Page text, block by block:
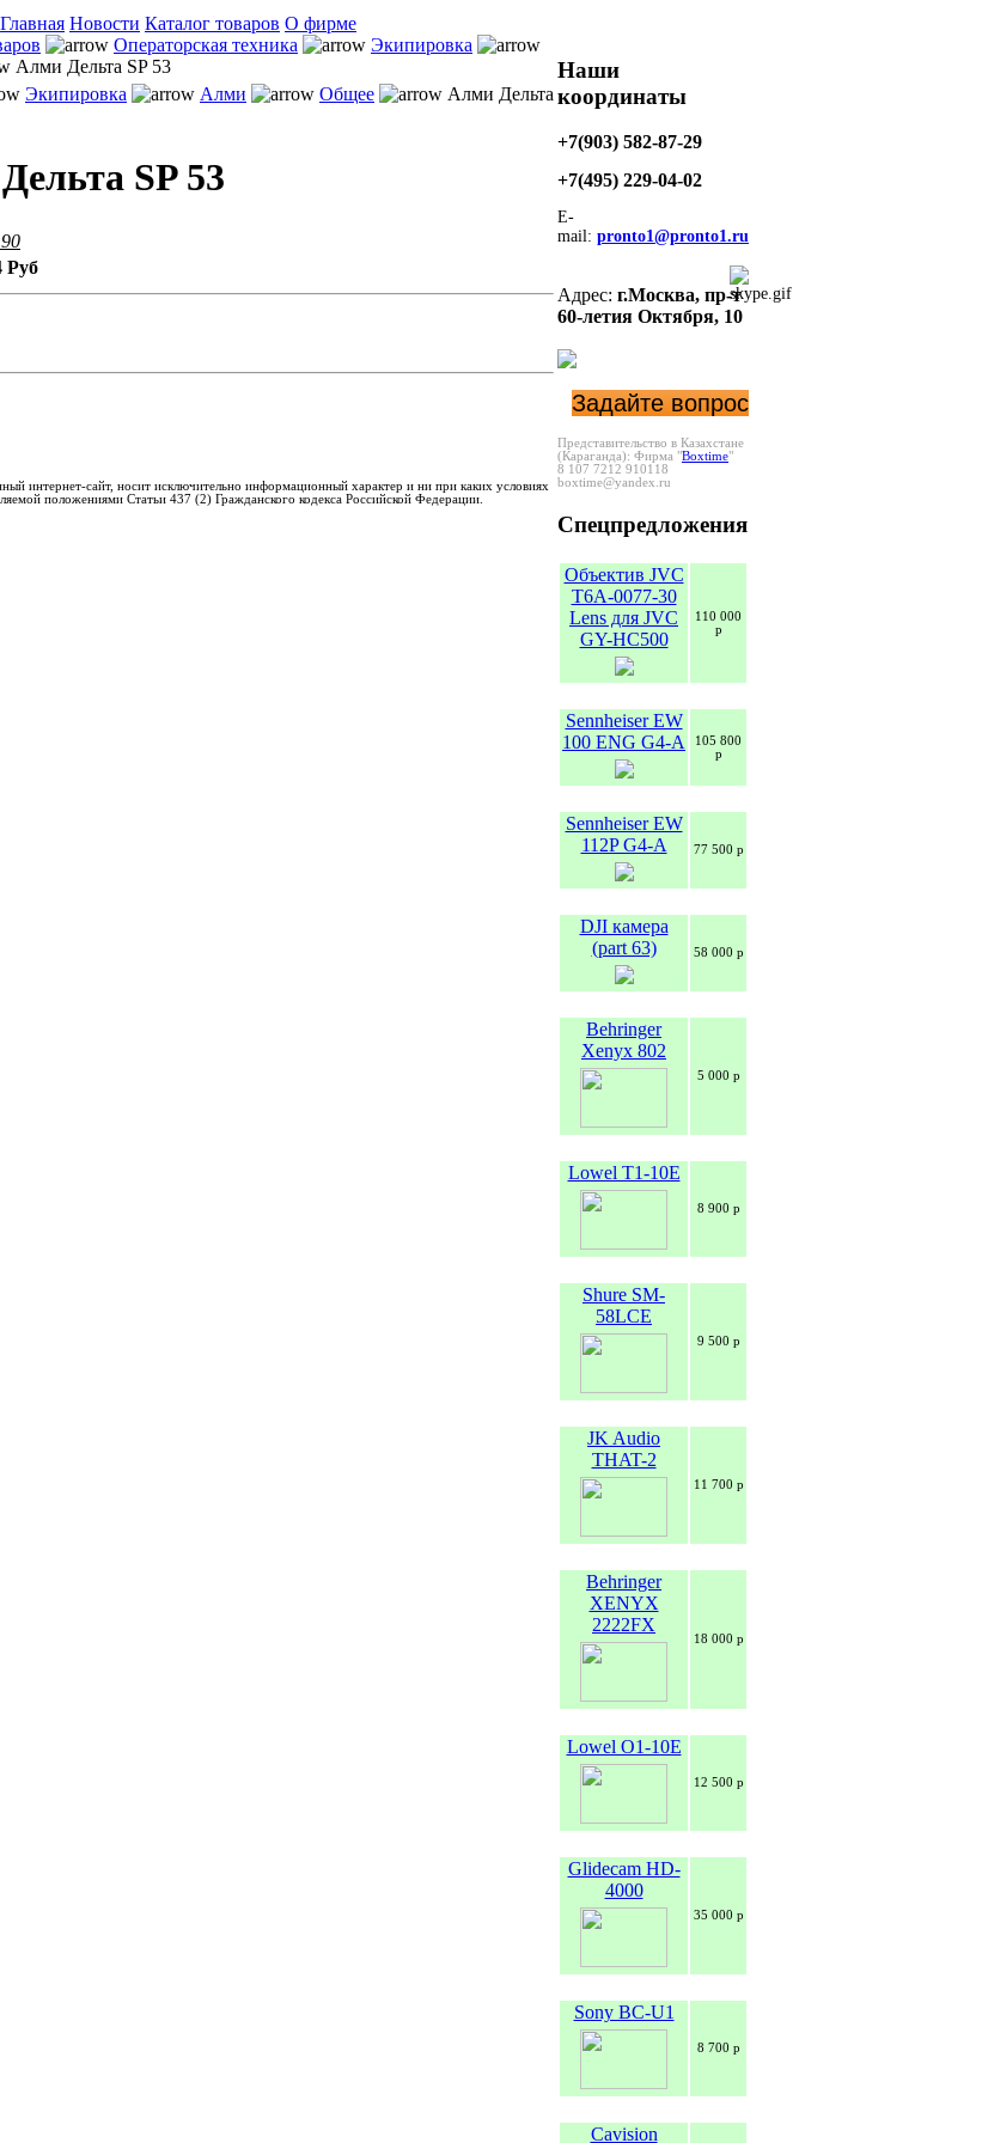
Главная Новости Каталог товаров О фирме
Операторская техника
Экипировка
Алми Дельта SP 53
Экипировка Алми Общее
Алми Дельта
SP 53
Руб
интернет-сайт, носит исключительно информационный характер и ни при каких условиях
положениями Статьи 437 (2) Гражданского кодекса Российской Федерации.
Наши
координаты
+7(903) 582-87-29
+7(495) 229-04-02
E-
mail: pronto1@pronto1.ru
Адрес: г.Москва, пр-т
60-летия Октября, 10
Задайте вопрос
Представительство в Казахстане
(Караганда): Фирма "Boxtime"
8 107 7212 910118
boxtime@yandex.ru
Спецпредложения
Объектив JVC
T6A-0077-30
Lens для JVC
GY-HC500
110 000
р
Sennheiser EW
100 ENG G4-A
105 800
р
Sennheiser EW
112P G4-A
77 500 р
DJI камера
(part 63)
58 000 р
Behringer
Xenyx 802
5 000 р
Lowel T1-10E
8 900 р
Shure SM-
58LCE
9 500 р
JK Audio
THAT-2
11 700 р
Behringer
XENYX
2222FX
18 000 р
Lowel O1-10E
12 500 р
Glidecam HD-
4000
35 000 р
Sony BC-U1
8 700 р
Cavision